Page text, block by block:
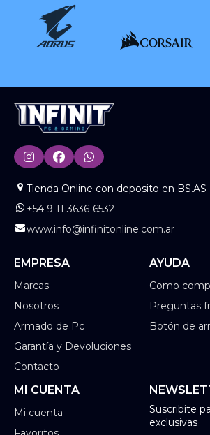
Tienda Online con deposito en BS.AS
+54 9 11 3636-6532
www.info@infinitonline.com.ar
EMPRESA
Marcas
Nosotros
Armado de Pc
Garantía y Devoluciones
Contacto
AYUDA
Como
Preguntas
Botón de
MI CUENTA
Mi cuenta
Suscribite
exclusivas